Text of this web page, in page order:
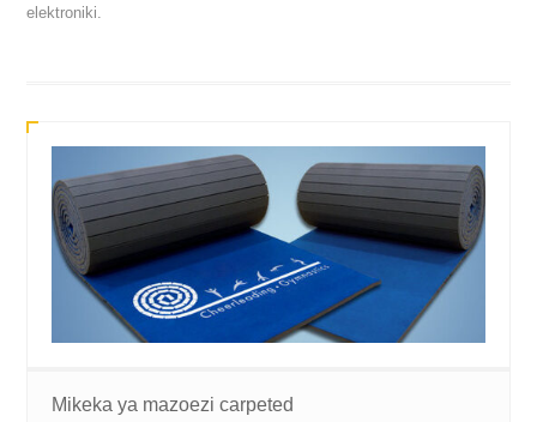
elektroniki.
Mikeka ya mazoezi carpeted